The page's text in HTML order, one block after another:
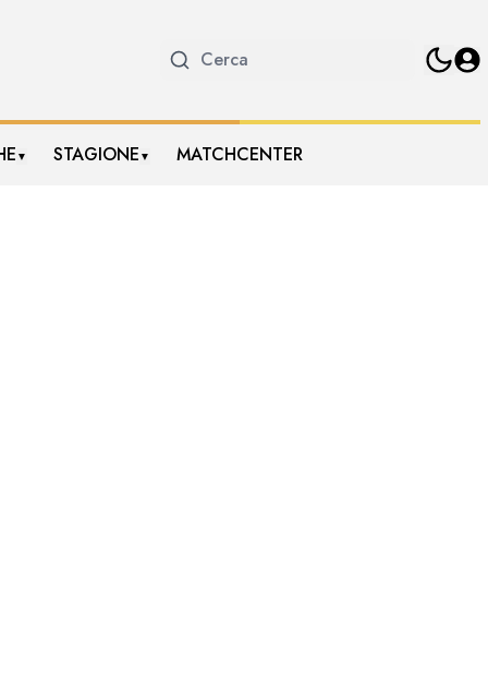
▼ STAGIONE ▼ MATCHCENTER